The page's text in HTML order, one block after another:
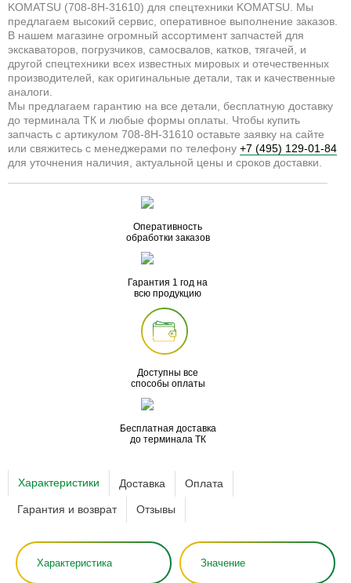
KOMATSU (708-8H-31610) для спецтехники KOMATSU. Мы
предлагаем высокий сервис, оперативное выполнение заказов.
В нашем магазине огромный ассортимент запчастей для
экскаваторов, погрузчиков, самосвалов, катков, тягачей, и
другой спецтехники всех известных мировых и отечественных
производителей, как оригинальные детали, так и качественные
аналоги.
Мы предлагаем гарантию на все детали, бесплатную доставку
до терминала ТК и любые формы оплаты. Чтобы купить
запчасть с артикулом 708-8H-31610 оставьте заявку на сайте
или свяжитесь с менеджерами по телефону +7 (495) 129-01-84
для уточнения наличия, актуальной цены и сроков доставки.
Оперативность
обработки заказов
Гарантия 1 год на
всю продукцию
Доступны все
способы оплаты
Бесплатная доставка
до терминала ТК
Характеристики Доставка Оплата
Гарантия и возврат Отзывы
Характеристика Значение